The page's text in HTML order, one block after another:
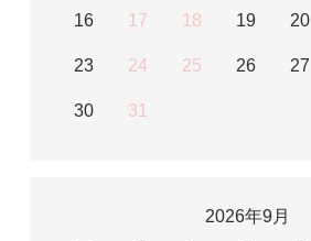
16 17 18 19 20
23 24 25 26 27
30 31
2026年9月